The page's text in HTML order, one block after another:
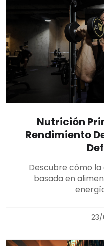
Nutrición
Rendimiento
Descubre cómo
basada en